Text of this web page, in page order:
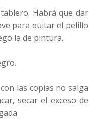
Habrá que dar
para quitar el pelillo
la de pintura.
las copias no salga
secar el exceso de